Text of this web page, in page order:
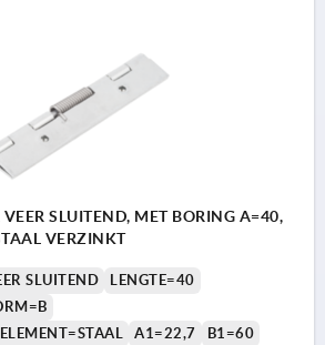
SLUITEND, MET BORING A=40,
VERZINKT
SLUITEND
LENGTE=40
A1=22,7
B1=60